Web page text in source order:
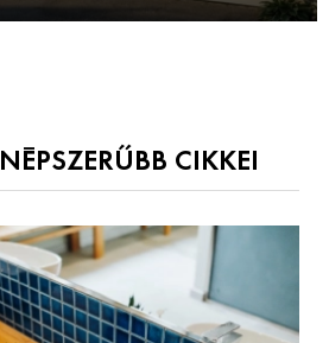
CIKKEI